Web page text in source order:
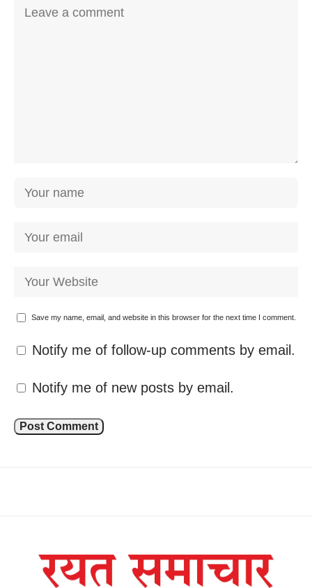
Save my name, email, and website in this browser for the next time I comment.
Notify me of follow-up comments by email.
Notify me of new posts by email.